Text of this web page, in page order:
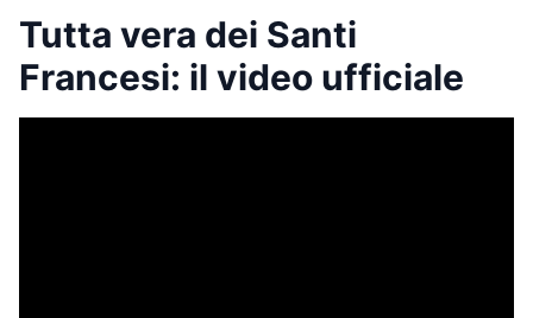
Tutta vera dei Santi
Francesi: il video ufficiale